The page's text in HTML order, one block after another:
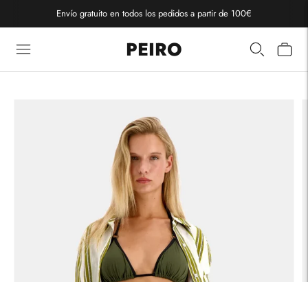
Envío gratuito en todos los pedidos a partir de 100€
PEIRO